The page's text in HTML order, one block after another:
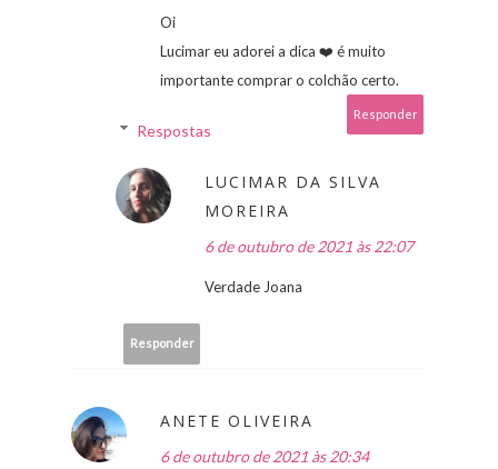
Oi
Lucimar eu adorei a dica ❤️ é muito
importante comprar o colchão certo.
Responder
Respostas
LUCIMAR DA SILVA
MOREIRA
6 de outubro de 2021 às 22:07
Verdade Joana
Responder
ANETE OLIVEIRA
6 de outubro de 2021 às 20:34